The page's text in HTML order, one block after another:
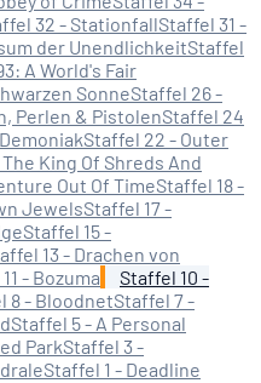
32 - StationfallStaffel 31 -
der UnendlichkeitStaffel
A World's Fair
SonneStaffel 26 -
Perlen & PistolenStaffel 24
Staffel 22 - Outer
King Of Shreds And
Out Of TimeStaffel 18 -
JewelsStaffel 17 -
Staffel 15 -
13 - Drachen von
- Bozuma
Staffel 10 -
8 - BloodnetStaffel 7 -
Staffel 5 - A Personal
ParkStaffel 3 -
Staffel 1 - Deadline